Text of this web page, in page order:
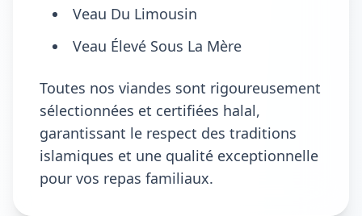
Veau Du Limousin
Veau Élevé Sous La Mère
Toutes nos viandes sont rigoureusement
sélectionnées et certifiées halal,
garantissant le respect des traditions
islamiques et une qualité exceptionnelle
pour vos repas familiaux.